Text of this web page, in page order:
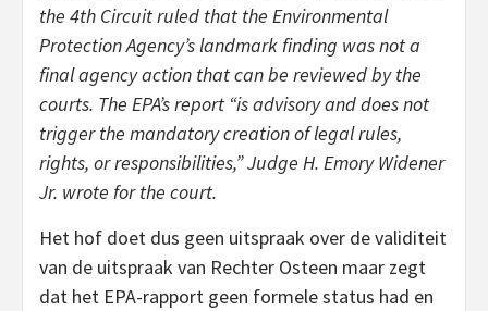
the 4th Circuit ruled that the Environmental
Protection Agency’s landmark finding was not a
final agency action that can be reviewed by the
courts. The EPA’s report “is advisory and does not
trigger the mandatory creation of legal rules,
rights, or responsibilities,” Judge H. Emory Widener
Jr. wrote for the court.
Het hof doet dus geen uitspraak over de validiteit
van de uitspraak van Rechter Osteen maar zegt
dat het EPA-rapport geen formele status had en